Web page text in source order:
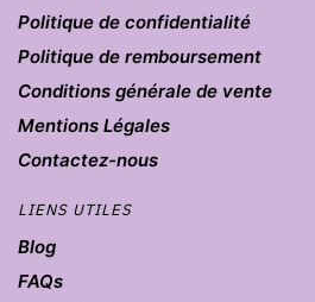
Politique de confidentialité
Politique de remboursement
Conditions générale de vente
Mentions Légales
Contactez-nous
LIENS UTILES
Blog
FAQs